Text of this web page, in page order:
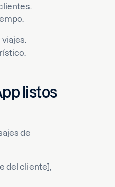
listos
de
del cliente],